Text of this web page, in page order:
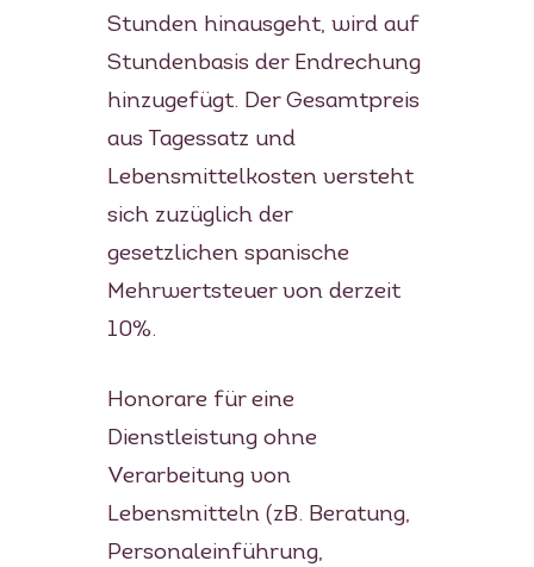
Stunden hinausgeht, wird auf
Stundenbasis der Endrechung
hinzugefügt. Der Gesamtpreis
aus Tagessatz und
Lebensmittelkosten versteht
sich zuzüglich der
gesetzlichen spanische
Mehrwertsteuer von derzeit
10%.
Honorare für eine
Dienstleistung ohne
Verarbeitung von
Lebensmitteln (zB. Beratung,
Personaleinführung,KOCHBUCH